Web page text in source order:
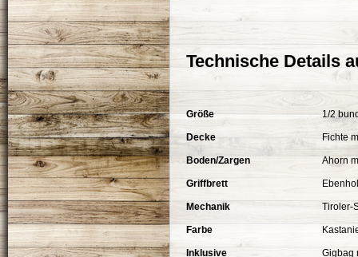
Technische Details
Größe 1/2
Decke Fichte
Boden/Zargen Ahorn
Griffbrett
Mechanik Tiroler-
Farbe
Inklusive Gigbag mit